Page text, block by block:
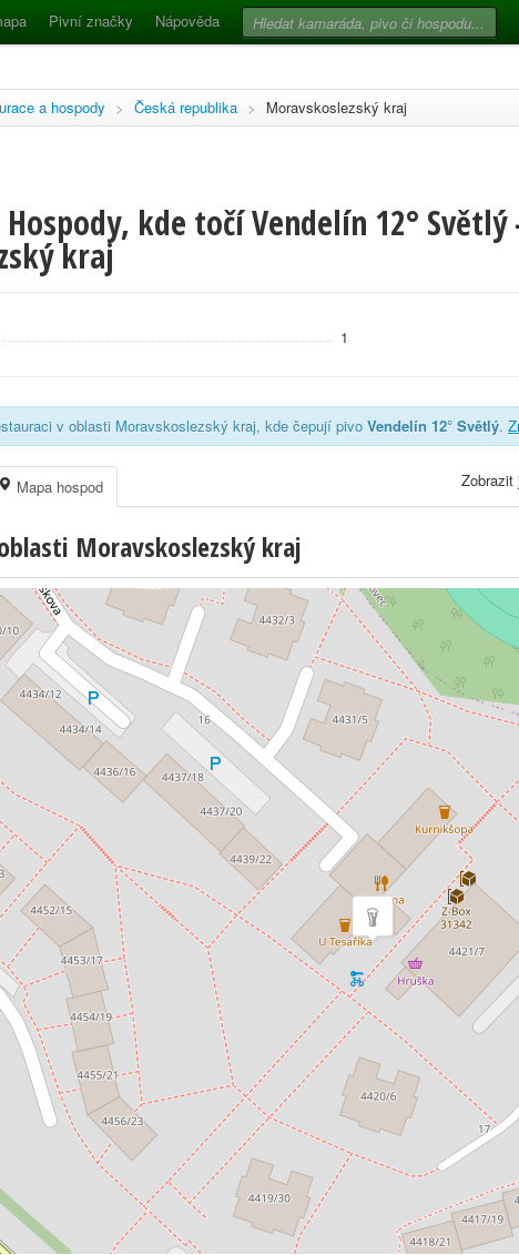
Pivní značky Nápověda
a hospody > Česká republika > Moravskoslezský kraj
kde točí Vendelín 12° Světlý
kraj
1
v oblasti Moravskoslezský kraj, kde čepují pivo Vendelín 12° Světlý.
Zobrazit
Mapa hospod
Moravskoslezský kraj